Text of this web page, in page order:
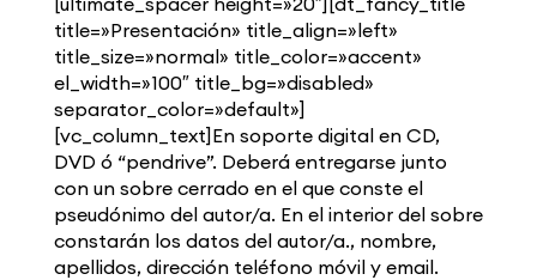
title=»Presentación» title_align=»left»
title_size=»normal» title_color=»accent»
el_width=»100″ title_bg=»disabled»
separator_color=»default»]
[vc_column_text]En soporte digital en CD,
DVD ó “pendrive”. Deberá entregarse junto
con un sobre cerrado en el que conste el
pseudónimo del autor/a. En el interior del sobre
constarán los datos del autor/a., nombre,
apellidos, dirección teléfono móvil y email.